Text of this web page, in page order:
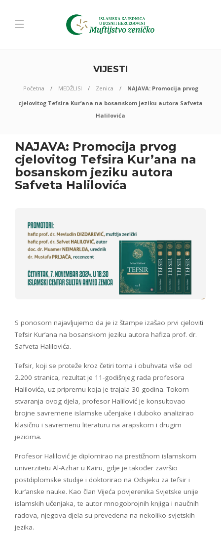
VIJESTI
Početna MEDŽLISI Zenica
NAJAVA: Promocija prvog
cjelovitog Tefsira Kur’ana na bosanskom jeziku autora Safveta
Halilovića
NAJAVA: Promocija prvog
cjelovitog Tefsira Kur’ana na
bosanskom jeziku autora
Safveta Halilovića
S ponosom najavljujemo da je iz štampe izašao prvi cjeloviti
Tefsir Kur’ana na bosanskom jeziku autora hafiza prof. dr.
Safveta Halilovića.
Tefsir, koji se proteže kroz četiri toma i obuhvata više od
2.200 stranica, rezultat je 11-godišnjeg rada profesora
Halilovića, uz pripremu koja je trajala 30 godina. Tokom
stvaranja ovog djela, profesor Halilović je konsultovao
brojne savremene islamske učenjake i duboko analizirao
klasičnu i savremenu literaturu na arapskom i drugim
jezicima.
Profesor Halilović je diplomirao na prestižnom islamskom
univerzitetu Al-Azhar u Kairu, gdje je također završio
postdiplomske studije i doktorirao na Odsjeku za tefsir i
kur’anske nauke. Kao član Vijeća povjerenika Svjetske unije
islamskih učenjaka, te autor mnogobrojnih knjiga i naučnih
radova, njegova djela su prevedena na nekoliko svjetskih
jezika.